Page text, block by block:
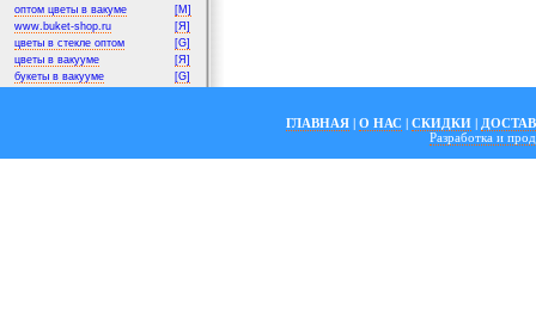
оптом цветы в вакуме
[M]
www.buket-shop.ru
[Я]
цветы в стекле оптом
[G]
цветы в вакууме
[Я]
букеты в вакууме
[G]
ГЛАВНАЯ | О НАС | СКИДКИ |
Разработка и